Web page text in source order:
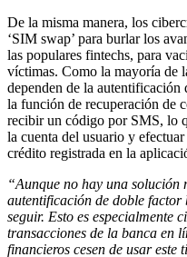
De la misma manera, los
‘SIM swap’ para burlar los
las populares fintechs, para
víctimas. Como la mayoría de
dependen de la
la función de recuperación de
recibir un código por SMS, lo
la cuenta del usuario y
crédito registrada en la
“Aunque no hay una
autentificación de doble factor
seguir. Esto es especialmente
transacciones de la banca en
financieros cesen de usar este